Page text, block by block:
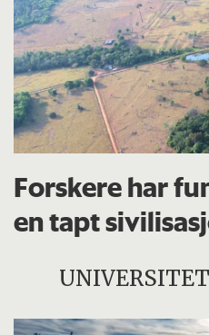
Forskere har
en tapt